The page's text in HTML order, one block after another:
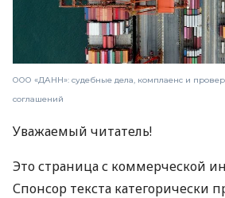
ООО «ДАНН»: судебные дела, комплаенс и
соглашений
Уважаемый читатель!
Это страница с коммерческой
Спонсор текста категорически